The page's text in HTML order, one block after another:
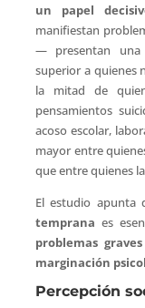
un papel
manifiestan
— presentan una
superior a quienes
la mitad de
pensamientos
acoso escolar,
mayor entre
que entre quienes
El estudio apunta
temprana es
problemas
marginación
Percepción